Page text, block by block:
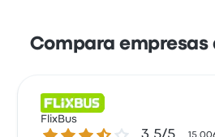
Compara empresas
FlixBus
3.5 de 5 estrellas